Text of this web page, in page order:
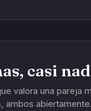
casi
valora una pareja
ambos